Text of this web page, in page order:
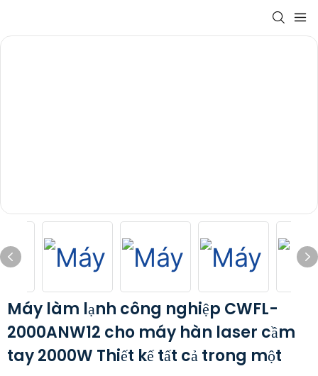
Máy làm lạnh công nghiệp CWFL-
2000ANW12 cho máy hàn laser cầm
tay 2000W Thiết kế tất cả trong một